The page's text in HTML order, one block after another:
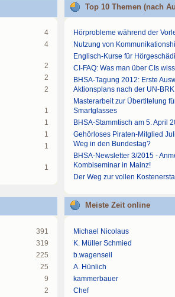
4
4
2
2
2
1
1
1
1
1
Top 10 Themen (nach
Hörprobleme während der
Nutzung von
Englisch-Kurse für
CI-FAQ: Was man über CIs
BHSA-Tagung 2012: Erste
Aktionsplans nach der UN-BRK
Masterarbeit zur Übertitelung
Smartglasses
BHSA-Stammtisch am 5. April
Gehörloses Piraten-Mitglied
Weg in den Bundestag?
BHSA-Newsletter 3/2015 -
Kombiseminar in Mainz!
Der Weg zur vollen
391
319
225
25
9
2
Meiste Zeit online
Michael Nicolaus
K. Müller Schmied
b.wagenseil
A. Hünlich
kammerbauer
Chef